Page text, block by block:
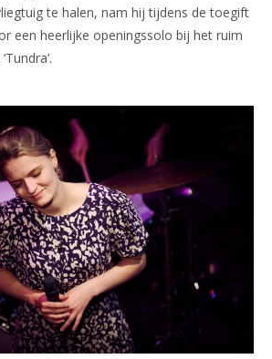
te halen, nam hij tijdens de toegift
een heerlijke openingssolo bij het ruim